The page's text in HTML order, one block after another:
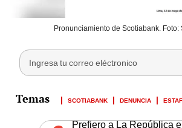
Pronunciamiento de Scotiabank. Foto:
SCOTIABANK DENUNCIA
Prefiero a La República